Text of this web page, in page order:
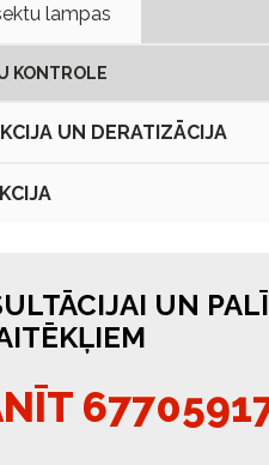
lampas
KONTROLE
UN DERATIZĀCIJA
UN